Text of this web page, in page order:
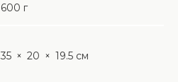
600 г
35 × 20 × 19.5 см